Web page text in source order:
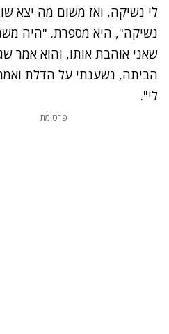
לי נשיקה, ואז משום מה יצא
נשיקה", היא מספרת. "היה
שאני אוהבת אותו, והוא אמר
הביתה, נשענתי על הדלת
לי".
פרסומת